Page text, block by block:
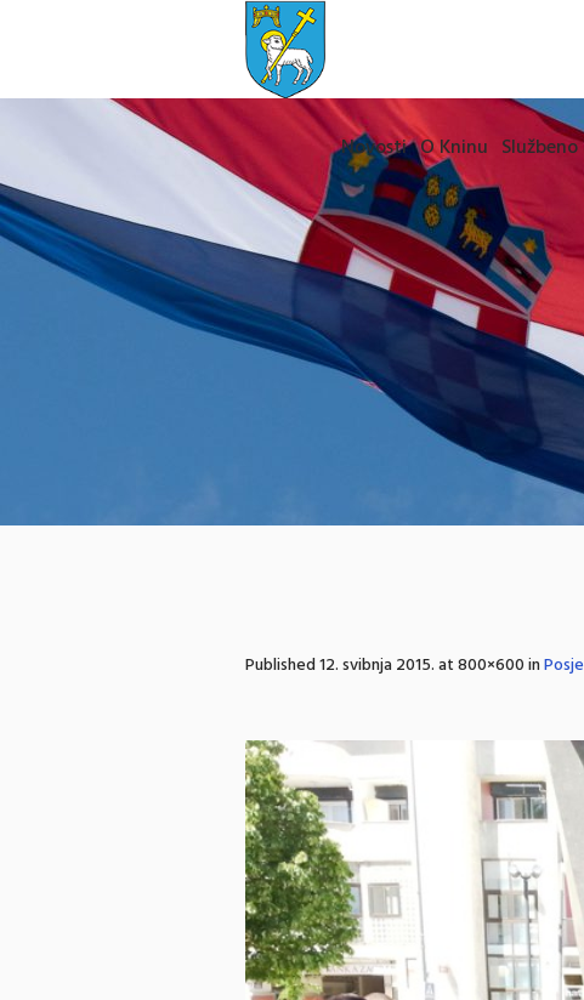
Novosti O Kninu
Published12. svibnja 2015.at 800×600 in